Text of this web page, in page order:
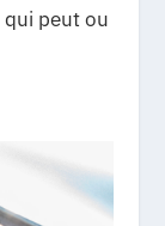
qui peut ou